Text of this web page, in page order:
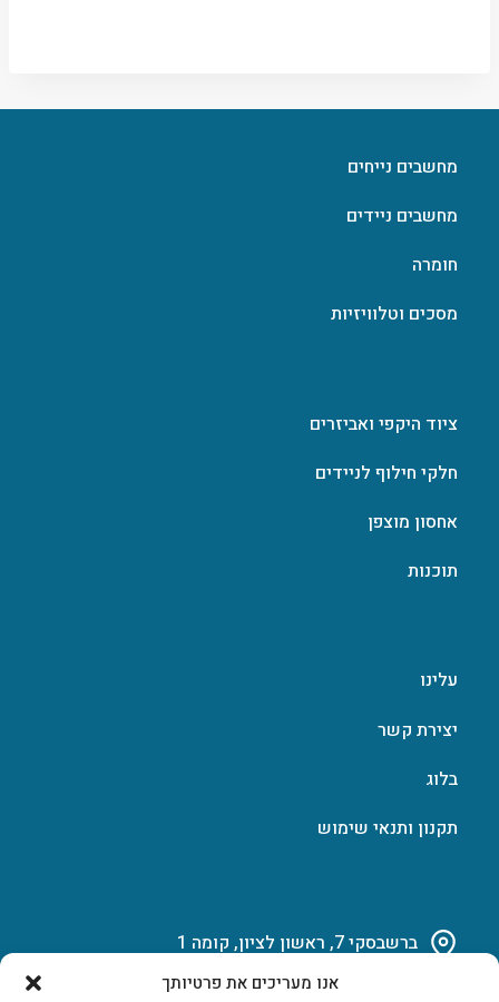
אנו מעריכים את פרטיותך
מחשבים נייחים
מחשבים ניידים
חומרה
מסכים וטלוויזיות
ציוד היקפי ואביזרים
חלקי חילוף לניידים
אחסון מוצפן
תוכנות
עלינו
יצירת קשר
בלוג
תקנון ותנאי שימוש
ברשבסקי 7, ראשון לציון, קומה 1